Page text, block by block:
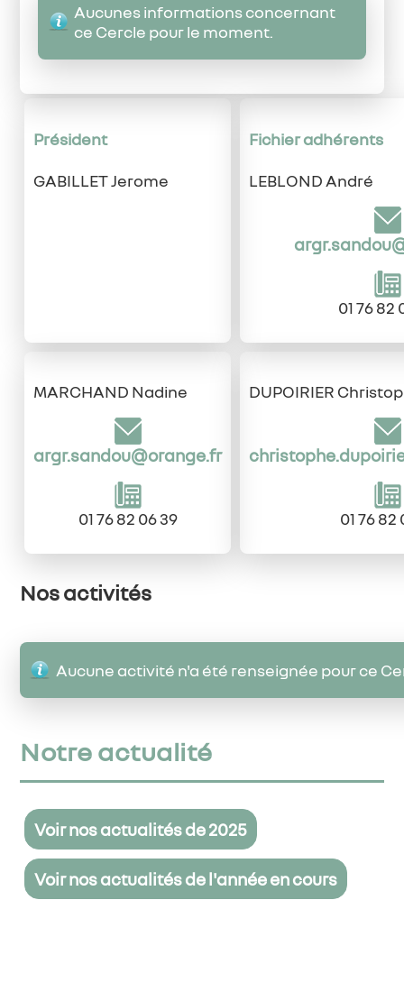
Aucunes informations concernant
ce Cercle pour le moment.
Président
GABILLET Jerome
Fichier adhérents
LEBLOND André
01 76 82
MARCHAND Nadine
argr.sandou@orange.fr
01 76 82 06 39
DUPOIRIER
01 76 82
Nos activités
Aucune activité n'a été renseignée pour ce
Notre actualité
Voir nos actualités de 2025
Voir nos actualités de l'année en cours